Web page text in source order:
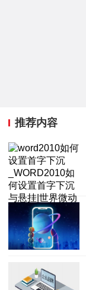
推荐内容